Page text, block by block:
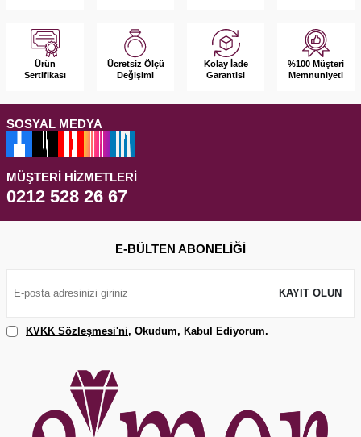
Ürün
Sertifikası
Ücretsiz Ölçü
Değişimi
Kolay İade
Garantisi
%100 Müşteri
Memnuniyeti
SOSYAL MEDYA
MÜŞTERI HIZMETLERI
0212 528 26 67
E-BÜLTEN ABONELIĞI
KAYIT OLUN
KVKK Sözleşmesi'ni, Okudum, Kabul Ediyorum.